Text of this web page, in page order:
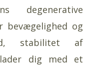
degenerative
bevægelighed og
stabilitet af
dig med et